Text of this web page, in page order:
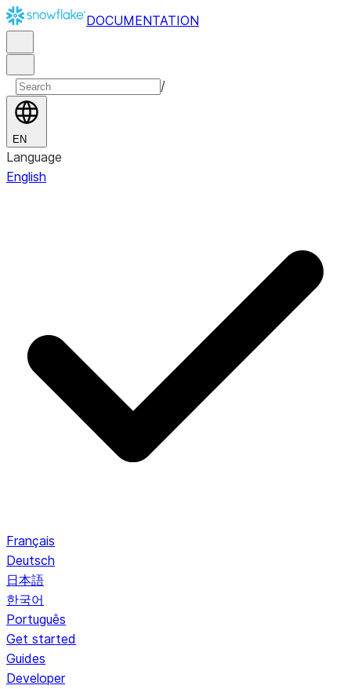
DOCUMENTATION
/
EN
Language
English
Français
Deutsch
日本語
한국어
Português
Get started
Guides
Developer